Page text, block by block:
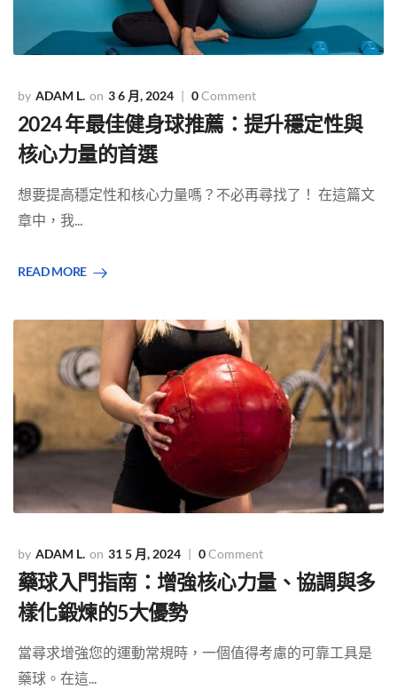
ADAM L. 3 6 月, 2024 0Comment
2024 年最佳健身球推薦：提升穩定性與
核心力量的首選
想要提高穩定性和核心力量嗎？不必再尋找了！ 在這篇文
章中，我...
READ MORE
ADAM L. 31 5 月, 2024 0Comment
藥球入門指南：增強核心力量、協調與多
樣化鍛煉的5大優勢
當尋求增強您的運動常規時，一個值得考慮的可靠工具是
藥球。在這...